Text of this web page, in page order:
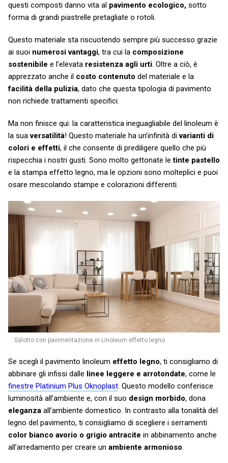
questi composti danno vita al pavimento ecologico, sotto
forma di grandi piastrelle pretagliate o rotoli.
Questo materiale sta riscuotendo sempre più successo grazie
ai suoi numerosi vantaggi, tra cui la composizione
sostenibile e l’elevata resistenza agli urti. Oltre a ciò, è
apprezzato anche il costo contenuto del materiale e la
facilità della pulizia, dato che questa tipologia di pavimento
non richiede trattamenti specifici.
Ma non finisce qui: la caratteristica ineguagliabile del linoleum è
la suaversatilità! Questo materiale ha un’infinità divarianti di
colori e effetti, il che consente di prediligere quello che più
rispecchia i nostri gusti. Sono molto gettonate letinte pastello
e la stampa effetto legno, ma le opzioni sono molteplici e puoi
osare mescolando stampe e colorazioni differenti.
Salotto con pavimentazione in Linoleum effetto legno
Se scegli il pavimento linoleum effetto legno, ti consigliamo di
abbinare gli infissi dalle linee leggere e arrotondate, come le
finestre Platinium Plus Oknoplast . Questo modello conferisce
luminosità all’ambiente e, con il suo design morbido, dona
eleganza all’ambiente domestico. In contrasto alla tonalità del
legno del pavimento, ti consigliamo di scegliere i serramenti
color bianco avorio o grigio antracite in abbinamento anche
all’arredamento per creare un ambiente armonioso